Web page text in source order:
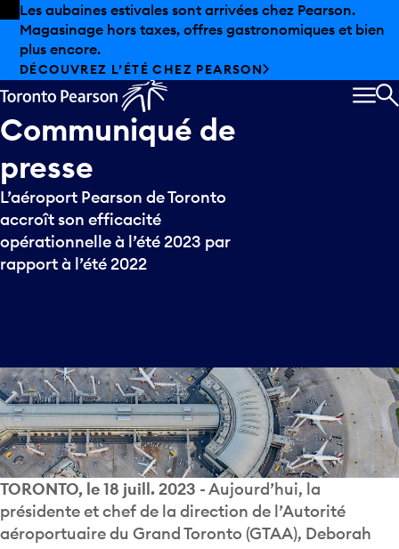
Skip to offers
Passer au contenu principal
Les aubaines estivales sont arrivées chez Pearson.
Magasinage hors taxes, offres gastronomiques et bien
plus encore.
DÉCOUVREZ L’ÉTÉ CHEZ PEARSON
Communiqué de
presse
L’aéroport Pearson de Toronto
accroît son efficacité
opérationnelle à l’été 2023 par
rapport à l’été 2022
TORONTO, le 18 juill. 2023 - Aujourd’hui, la
présidente et chef de la direction de l’Autorité
aéroportuaire du Grand Toronto (GTAA), Deborah